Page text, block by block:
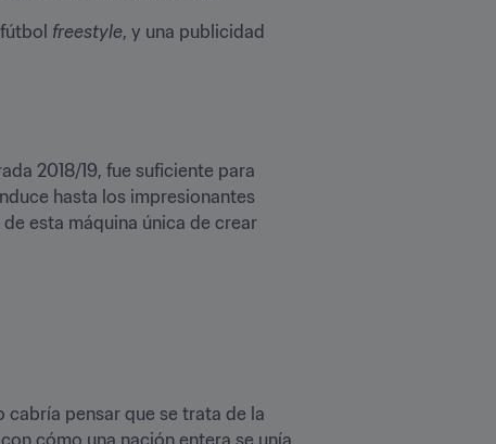
freestyle, y una publicidad
2018/19, fue suficiente para
hasta los impresionantes
esta máquina única de crear
cabría pensar que se trata de la
cómo una nación entera se unía